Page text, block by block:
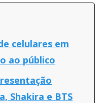
celulares em
ao público
Shakira e BTS